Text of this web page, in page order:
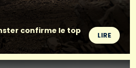
confirme le top
LIRE